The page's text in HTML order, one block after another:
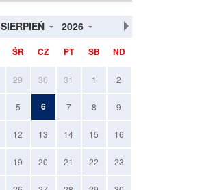
SIERPIEŃ 2026
ŚR CZ PT SB ND
29 30 31 1 2
5 6 7 8 9
12 13 14 15 16
19 20 21 22 23